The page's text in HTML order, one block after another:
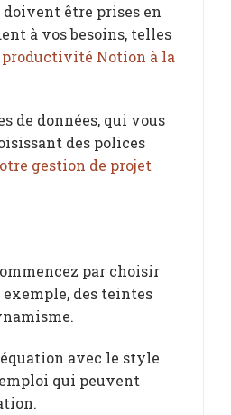
être prises en
à vos besoins, telles
productivité Notion à la
de données, qui vous
des polices
gestion de projet
par choisir
des teintes
avec le style
qui peuvent